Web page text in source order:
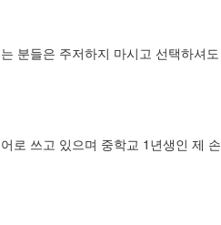
분들은 주저하지 마시고 선택하셔도
로 쓰고 있으며 중학교 1년생인 제 손